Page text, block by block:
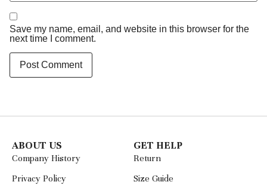
Save my name, email, and website in this browser for the
next time I comment.
ABOUT US
Company History
Privacy Policy
GET HELP
Return
Size Guide